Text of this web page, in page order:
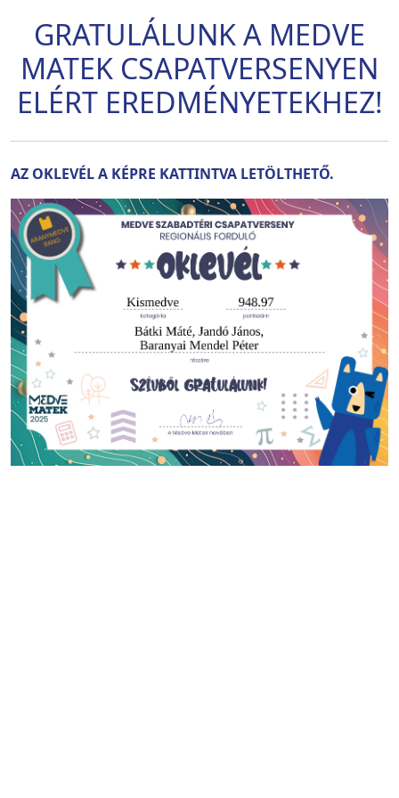
GRATULÁLUNK A MEDVE
MATEK CSAPATVERSENYEN
ELÉRT EREDMÉNYETEKHEZ!
AZ OKLEVÉL A KÉPRE KATTINTVA LETÖLTHETŐ.